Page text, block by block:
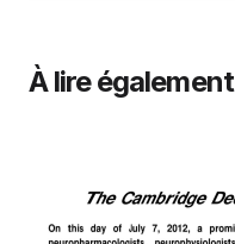
À lire également